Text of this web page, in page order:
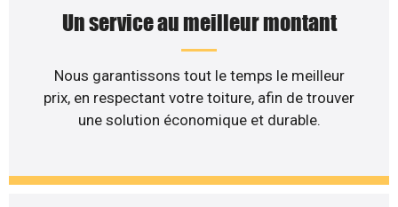
Un service au meilleur montant
Nous garantissons tout le temps le meilleur
prix, en respectant votre toiture, afin de trouver
une solution économique et durable.